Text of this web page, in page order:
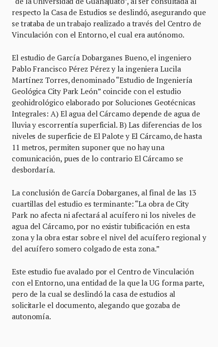
respecto la Casa de Estudios se deslindó, asegurando que
se trataba de un trabajo realizado a través del Centro de
Vinculación con el Entorno, el cual era autónomo.
El estudio de García Dobarganes Bueno, el ingeniero
Pablo Francisco Pérez Pérez y la ingeniera Lucila
Martínez Torres, denominado “Estudio de Ingeniería
Geológica City Park León” coincide con el estudio
geohidrológico elaborado por Soluciones Geotécnicas
Integrales: A) El agua del Cárcamo depende de agua de
lluvia y escorrentía superficial. B) Las diferencias de los
niveles de superficie de El Palote y El Cárcamo, de hasta
11 metros, permiten suponer que no hay una
comunicación, pues de lo contrario El Cárcamo se
desbordaría.
La conclusión de García Dobarganes, al final de las 13
cuartillas del estudio es terminante: “La obra de City
Park no afecta ni afectará al acuífero ni los niveles de
agua del Cárcamo, por no existir tubificación en esta
zona y la obra estar sobre el nivel del acuífero regional y
del acuífero somero colgado de esta zona.”
Este estudio fue avalado por el Centro de Vinculación
con el Entorno, una entidad de la que la UG forma parte,
pero de la cual se deslindó la casa de estudios al
solicitarle el documento, alegando que gozaba de
autonomía.